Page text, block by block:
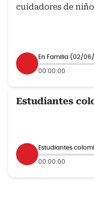
cuidadores de
En Familia (02/
00:00:00
Estudiantes
Estudiantes
00:00:00